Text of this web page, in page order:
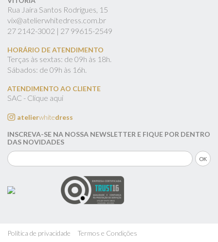
Rua Jaíra Santos Rodrigues, 15
vix@atelierwhitedress.com.br
27 2142-3002 | 27 99615-2549
HORÁRIO DE ATENDIMENTO
Terças às sextas: de 09h às 18h.
Sábados: de 09h às 16h.
ATENDIMENTO AO CLIENTE
SAC - Clique aqui
atelierwhitedress
INSCREVA-SE NA NOSSA NEWSLETTER E FIQUE POR DENTRO
DAS NOVIDADES
Política de privacidade Termos e Condições